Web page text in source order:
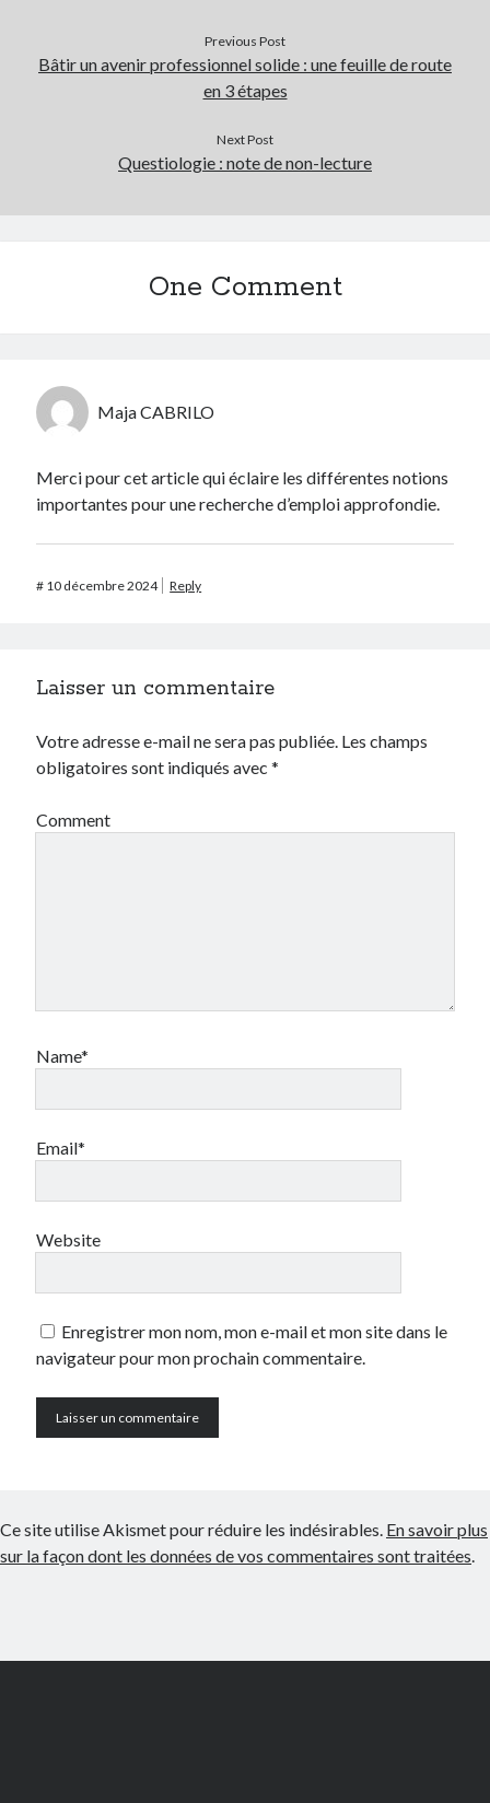
Previous Post
Bâtir un avenir professionnel solide : une feuille de route
en 3 étapes
Next Post
Questiologie : note de non-lecture
One Comment
Maja CABRILO
Merci pour cet article qui éclaire les différentes notions
importantes pour une recherche d’emploi approfondie.
# 10 décembre 2024 Reply
Laisser un commentaire
Votre adresse e-mail ne sera pas publiée. Les champs
obligatoires sont indiqués avec*
Comment
Name*
Email*
Website
Enregistrer mon nom, mon e-mail et mon site dans le
navigateur pour mon prochain commentaire.
Ce site utilise Akismet pour réduire les indésirables. En savoir plus
sur la façon dont les données de vos commentaires sont traitées.